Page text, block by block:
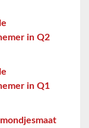
in Q2
in Q1